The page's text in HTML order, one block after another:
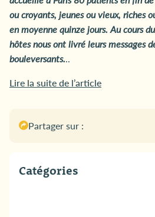
ou croyants, jeunes ou vieux, riches
en moyenne quinze jours. Au cours
hôtes nous ont livré leurs messages
bouleversants...
Lire la suite de l’article
Partager sur :
Catégories